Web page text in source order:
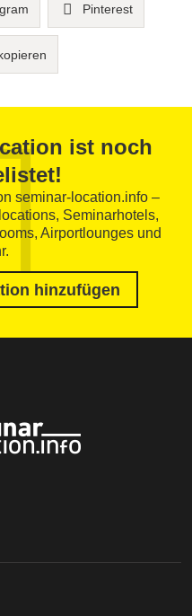
Pinterest
ist noch
seminar-location.info –
Seminarhotels,
Airportlounges und
hinzufügen